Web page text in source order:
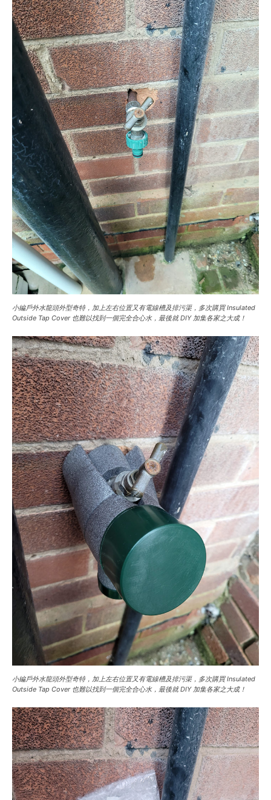
小編戶外水龍頭外型奇特，加上左右位置又有電線槽及排污渠，多次購買 Insulated
Outside Tap Cover 也難以找到一個完全合心水，最後就 DIY 加集各家之大成！
小編戶外水龍頭外型奇特，加上左右位置又有電線槽及排污渠，多次購買 Insulated
Outside Tap Cover 也難以找到一個完全合心水，最後就 DIY 加集各家之大成！